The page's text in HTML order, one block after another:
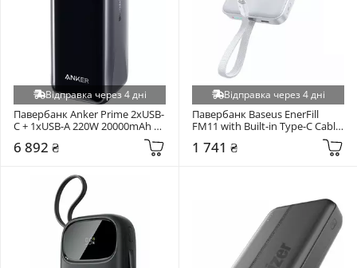
Відправка через 4 дні
Павербанк Anker Prime 2xUSB-
C + 1xUSB-A 220W 20000mAh
6 892 ₴
Відправка через 4 дні
Павербанк Baseus EnerFill
FM11 with Built-in Type-C Cable
2xUSB-C 30W 10000mAh White
(E0028905)
1 741 ₴